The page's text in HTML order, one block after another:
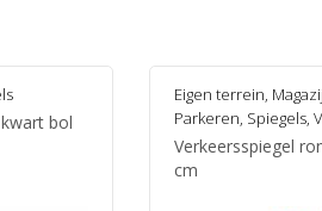
bol
Eigen terrein,
Parkeren, Spiegels,
Verkeersspiegel
cm